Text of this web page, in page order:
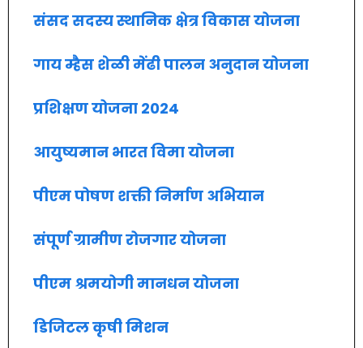
संसद सदस्य स्थानिक क्षेत्र विकास योजना
गाय म्हैस शेळी मेंढी पालन अनुदान योजना
प्रशिक्षण योजना 2024
आयुष्यमान भारत विमा योजना
पीएम पोषण शक्ती निर्माण अभियान
संपूर्ण ग्रामीण रोजगार योजना
पीएम श्रमयोगी मानधन योजना
डिजिटल कृषी मिशन